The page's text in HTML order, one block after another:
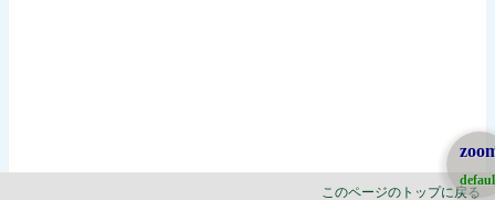
このページのトップに戻る